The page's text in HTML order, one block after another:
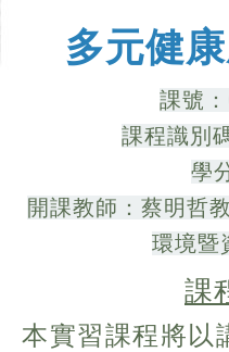
多元健
課號
課程識別
學
開課教師：蔡明哲
環境暨
課
本實習課程將以